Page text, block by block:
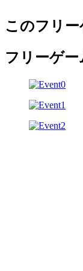
このフリ
フリーゲー